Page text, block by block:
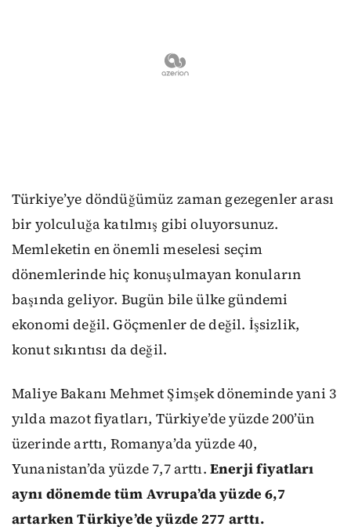
Türkiye’ye döndüğümüz zaman gezegenler arası
bir yolculuğa katılmış gibi oluyorsunuz.
Memleketin en önemli meselesi seçim
dönemlerinde hiç konuşulmayan konuların
başında geliyor. Bugün bile ülke gündemi
ekonomi değil. Göçmenler de değil. İşsizlik,
konut sıkıntısı da değil.
Maliye Bakanı Mehmet Şimşek döneminde yani 3
yılda mazot fiyatları, Türkiye’de yüzde 200’ün
üzerinde arttı, Romanya’da yüzde 40,
Yunanistan’da yüzde 7,7 arttı. Enerji fiyatları
aynı dönemde tüm Avrupa’da yüzde 6,7
artarken Türkiye’de yüzde 277 arttı.